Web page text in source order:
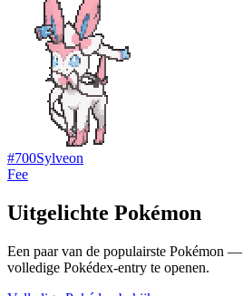
#700Sylveon
Fee
Uitgelichte Pokémon
Een paar van de populairste Pokémon
volledige Pokédex-entry te openen.